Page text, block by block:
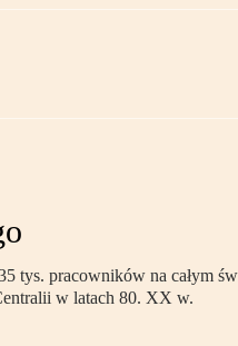
tys. pracowników na całym
w latach 80. XX w.